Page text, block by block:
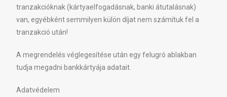
tranzakcióknak (kártyaelfogadásnak, banki átutalásnak)
van, egyébként semmilyen külön díjat nem számítuk fel a
tranzakció után!
A megrendelés véglegesítése után egy felugró ablakban
tudja megadni bankkártyája adatait.
Adatvédelem